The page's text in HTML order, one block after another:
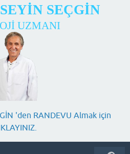
SEÇGİN
UZMANI
'den RANDEVU Almak için